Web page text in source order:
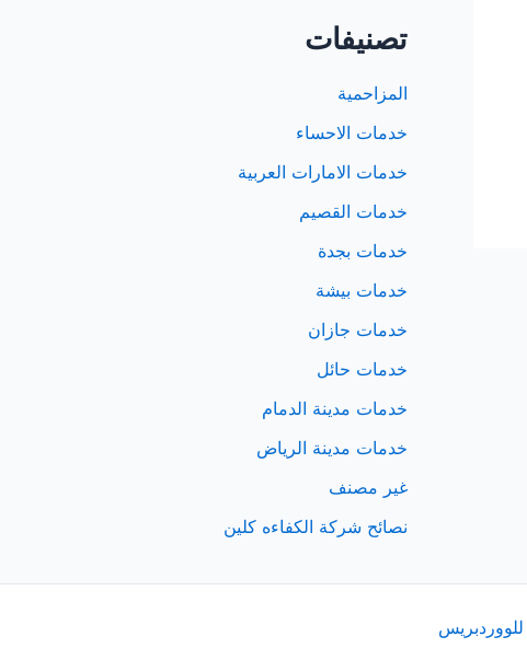
تصنيفات
المزاحمية
خدمات الاحساء
خدمات الامارات العربية
خدمات القصيم
خدمات بجدة
خدمات بيشة
خدمات جازان
خدمات حائل
خدمات مدينة الدمام
خدمات مدينة الرياض
غير مصنف
نصائح شركة الكفاءه كلين